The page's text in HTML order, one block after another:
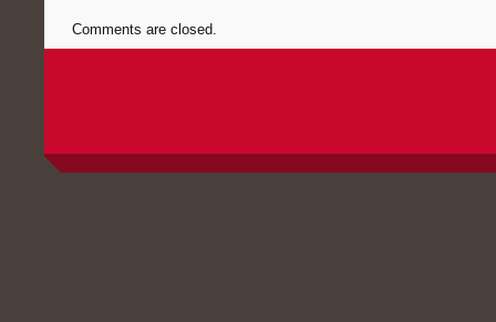
Comments are closed.